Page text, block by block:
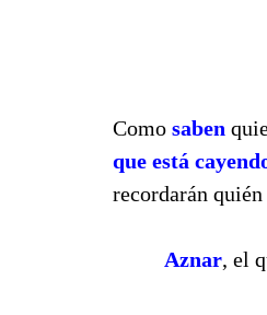
Como saben
que está
recordarán
Aznar, el